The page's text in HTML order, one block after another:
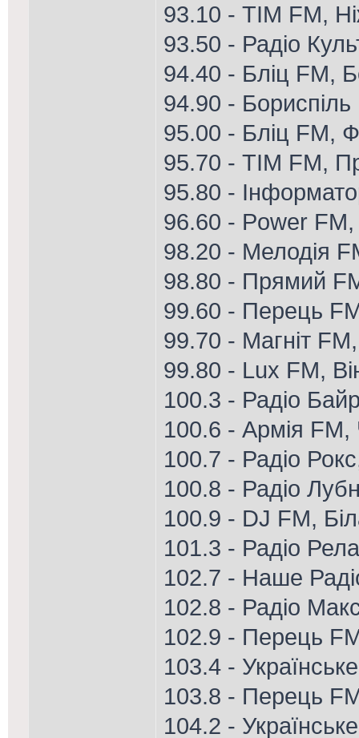
93.10 - ТІМ FM,
93.50 - Радіо
94.40 - Бліц FM,
94.90 -
95.00 - Бліц FM,
95.70 - ТІМ FM,
95.80 -
96.60 - Power
98.20 - Мелодія
98.80 - Прямий
99.60 - Перець
99.70 - Магніт
99.80 - Lux FM,
100.3 - Радіо
100.6 - Армія FM,
100.7 - Радіо
100.8 - Радіо
100.9 - DJ FM,
101.3 - Радіо
102.7 - Наше
102.8 - Радіо
102.9 - Перець
103.4 -
103.8 - Перець
104.2 -